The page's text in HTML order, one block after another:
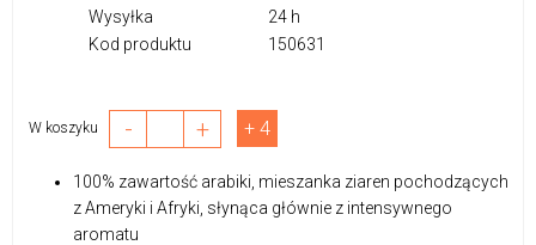
Wysyłka
24 h
Kod produktu
150631
W koszyku - + + 4
100% zawartość arabiki, mieszanka ziaren pochodzących
z Ameryki i Afryki, słynąca głównie z intensywnego
aromatu